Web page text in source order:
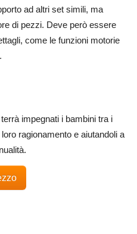
ad altri set simili, ma
di pezzi. Deve però essere
come le funzioni motorie
impegnati i bambini tra i
ragionamento e aiutandoli a